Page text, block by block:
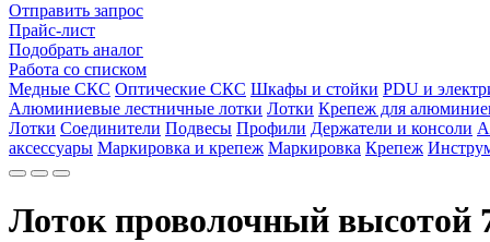
Отправить запрос
Прайс-лист
Подобрать аналог
Работа со списком
Медные СКС Оптические СКС Шкафы и стойки PDU и
Алюминиевые лестничные лотки Лотки Крепеж для
Лотки Соединители Подвесы Профили Держатели и консоли
аксессуары Маркировка и крепеж Маркировка Крепеж
Лоток проволочный высотой